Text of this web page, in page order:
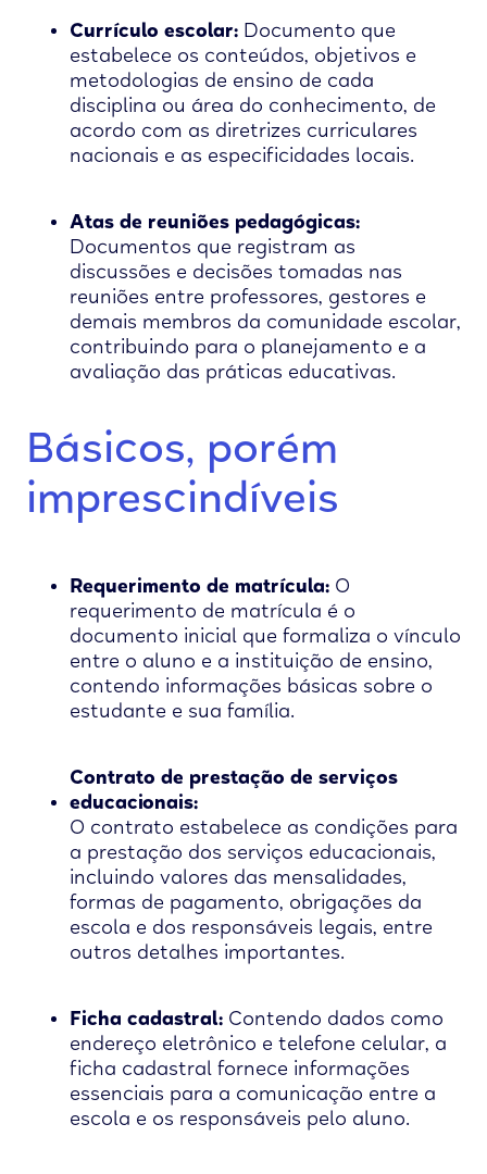
Currículo escolar: Documento que
estabelece os conteúdos, objetivos e
metodologias de ensino de cada
disciplina ou área do conhecimento, de
acordo com as diretrizes curriculares
nacionais e as especificidades locais.
Atas de reuniões pedagógicas:
Documentos que registram as
discussões e decisões tomadas nas
reuniões entre professores, gestores e
demais membros da comunidade escolar,
contribuindo para o planejamento e a
avaliação das práticas educativas.
Básicos, porém
imprescindíveis
Requerimento de matrícula: O
requerimento de matrícula é o
documento inicial que formaliza o vínculo
entre o aluno e a instituição de ensino,
contendo informações básicas sobre o
estudante e sua família.
Contrato de prestação de serviços
educacionais:
O contrato estabelece as condições para
a prestação dos serviços educacionais,
incluindo valores das mensalidades,
formas de pagamento, obrigações da
escola e dos responsáveis legais, entre
outros detalhes importantes.
Ficha cadastral: Contendo dados como
endereço eletrônico e telefone celular, a
ficha cadastral fornece informações
essenciais para a comunicação entre a
escola e os responsáveis pelo aluno.